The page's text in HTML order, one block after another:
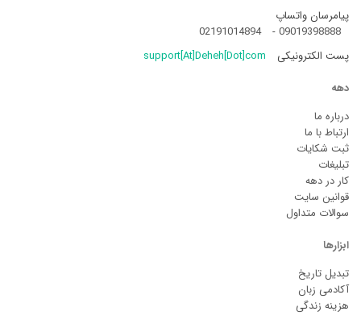
پیامرسان واتساپ
09019398888
-
02191014894
پست الکترونیکی
support[At]Deheh[Dot]com
دهه
درباره ما
ارتباط با ما
ثبت شکایات
تبلیغات
کار در دهه
قوانین سایت
سوالات متداول
ابزارها
تبدیل تاریخ
آکادمی زبان
هزینه زندگی